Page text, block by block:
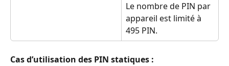
Le nombre de PIN par
appareil est limité à
495 PIN.
Cas d’utilisation des PIN statiques :